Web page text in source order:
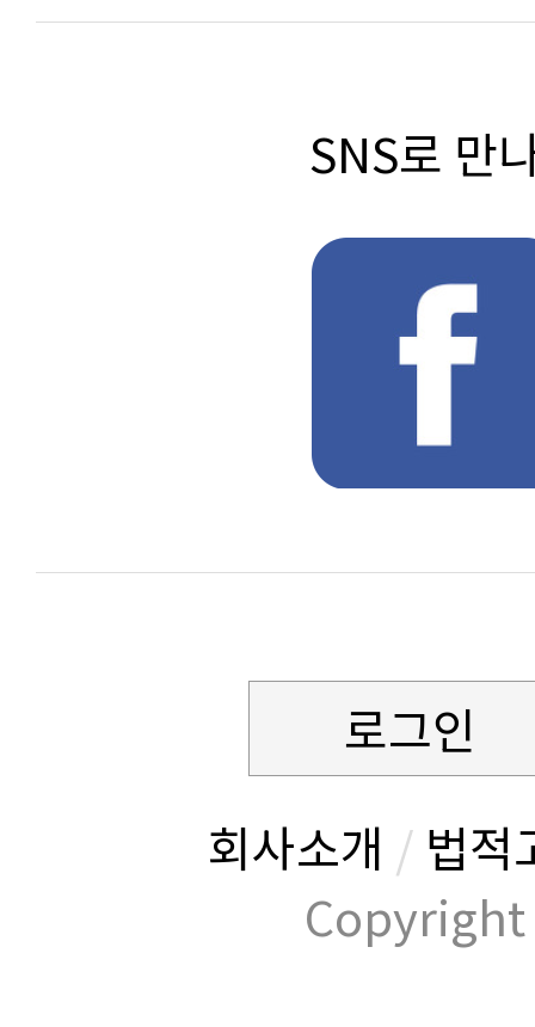
SNS로 만
로그인
회사소개 / 법적
Copyright